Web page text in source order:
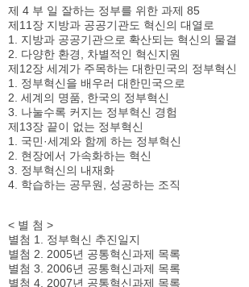
제 4 부 일 잘하는 정부를 위한 과제 85
제11장 지방과 공공기관도 혁신의 대열로
1. 지방과 공공기관으로 확산되는 혁신의 물결
2. 다양한 환경, 차별적인 혁신지원
제12장 세계가 주목하는 대한민국의 정부혁신
1. 정부혁신을 배우러 대한민국으로
2. 세계의 명품, 한국의 정부혁신
3. 나눌수록 커지는 정부혁신 경험
제13장 끝이 없는 정부혁신
1. 국민·세계와 함께 하는 정부혁신
2. 현장에서 가속화하는 혁신
3. 정부혁신의 내재화
4. 학습하는 공무원, 성공하는 조직
< 별 첨 >
별첨 1. 정부혁신 추진일지
별첨 2. 2005년 공통혁신과제 목록
별첨 3. 2006년 공통혁신과제 목록
별첨 4. 2007년 공통혁신과제 목록